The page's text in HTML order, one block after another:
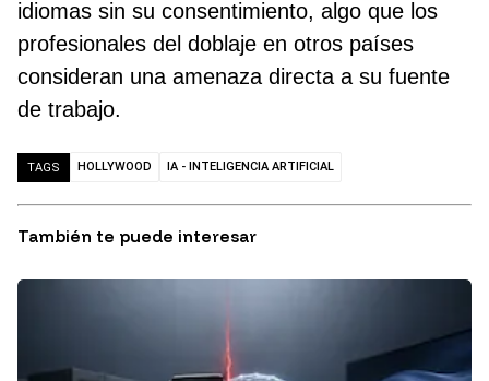
idiomas sin su consentimiento, algo que los
profesionales del doblaje en otros países
consideran una amenaza directa a su fuente
de trabajo.
TAGS HOLLYWOOD IA - INTELIGENCIA ARTIFICIAL
También te puede interesar